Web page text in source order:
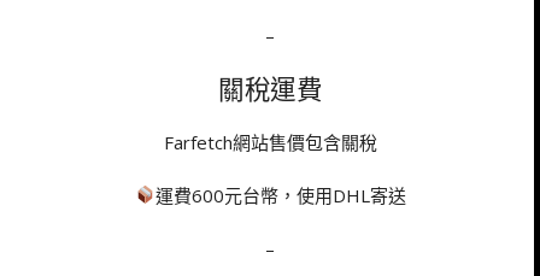
–
關稅運費
Farfetch網站售價包含關稅
運費600元台幣，使用DHL寄送
–